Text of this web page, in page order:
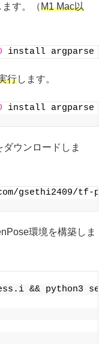
す。（M1 Mac以
install argparse
行します。
install argparse
ウンロードしま
gsethi2409/tf-
環境を構築しま
&& python3